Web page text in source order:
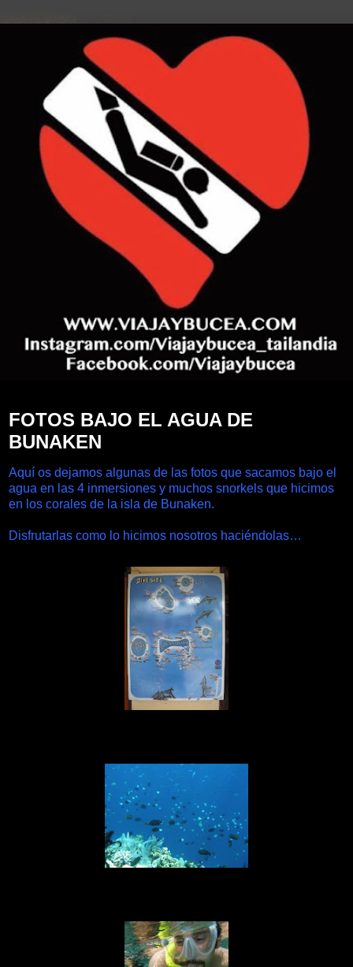
FOTOS BAJO EL AGUA DE
BUNAKEN
Aquí os dejamos algunas de las fotos que sacamos bajo el
agua en las 4 inmersiones y muchos snorkels que hicimos
en los corales de la isla de Bunaken.
Disfrutarlas como lo hicimos nosotros haciéndolas…